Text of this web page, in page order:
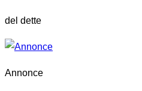
del dette
Annonce